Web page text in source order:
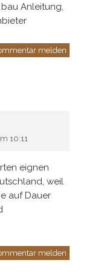
Anleitung,
melden
10:11
eignen
weil
auf Dauer
melden